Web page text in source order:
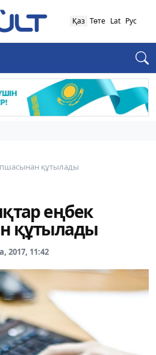
Қаз Төте Lat Рус
құтылады
еңбек
құтылады
2017, 11:42